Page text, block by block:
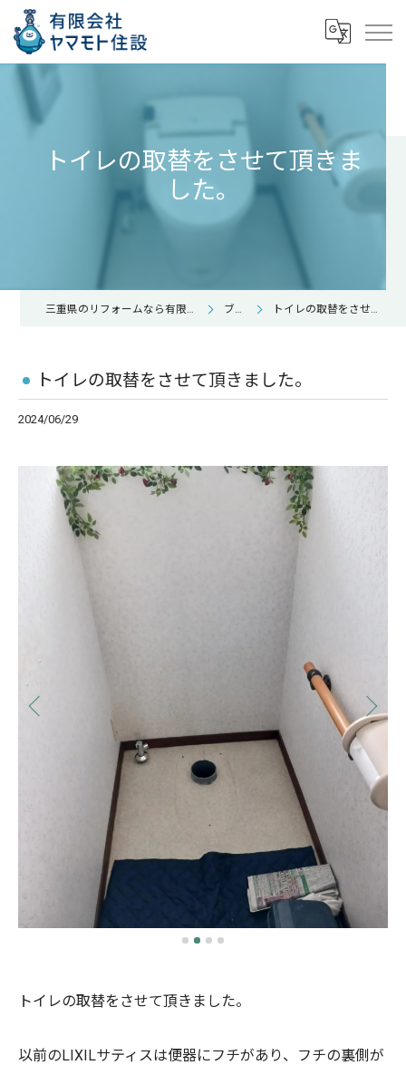
トイレの取替をさせて頂きま
した。
三重県のリフォームなら有限会社ヤマモト住設 ブログ トイレの取替をさせて頂きました。
トイレの取替をさせて頂きました。
2024/06/29
トイレの取替をさせて頂きました。
以前のLIXILサティスは便器にフチがあり、フチの裏側が